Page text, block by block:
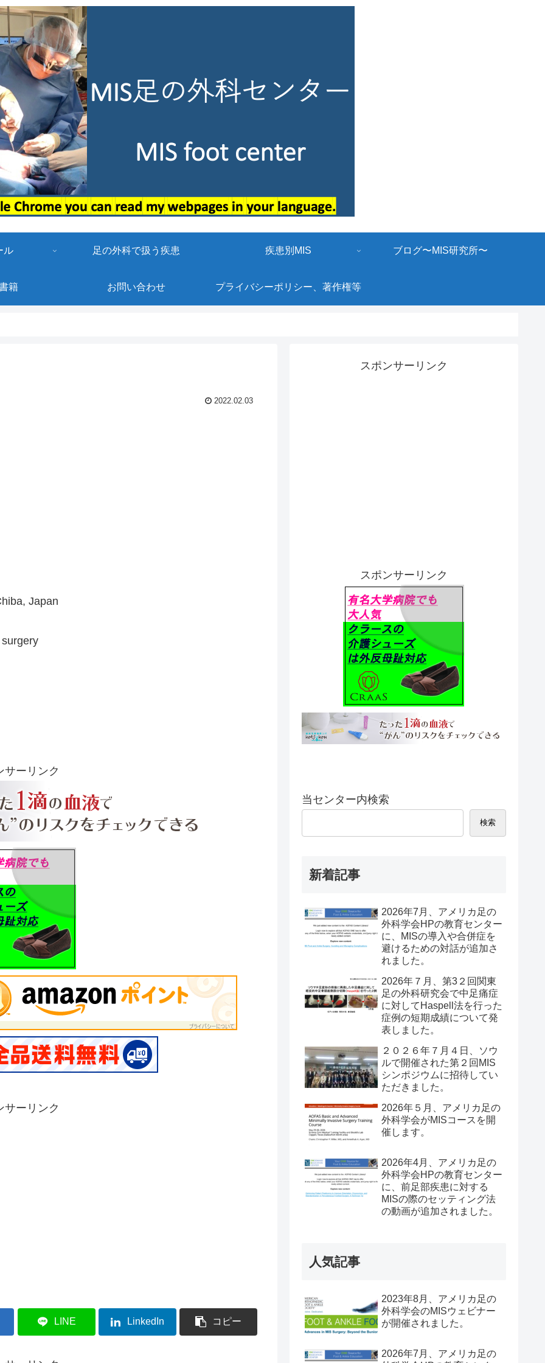
ル 足の外科で扱う疾患 疾患別MIS ブログ〜MIS研究所〜
籍 お問い合わせ プライバシーポリシー、著作権等
2022.02.03
Japan
サーリンク
サーリンク
LINE LinkedIn コピー
スポンサーリンク
スポンサーリンク
当センター内検索
検索
新着記事
2026年7月、アメリカ足の
外科学会HPの教育センター
に、MISの導入や合併症を
避けるための対話が追加さ
れました。
2026年７月、第3２回関東
足の外科研究会で中足痛症
に対してHaspell法を行った
症例の短期成績について発
表しました。
２０２６年７月４日、ソウ
ルで開催された第２回MIS
シンポジウムに招待してい
ただきました。
2026年５月、アメリカ足の
外科学会がMISコースを開
催します。
2026年4月、アメリカ足の
外科学会HPの教育センター
に、前足部疾患に対する
MISの際のセッティング法
の動画が追加されました。
人気記事
2023年8月、アメリカ足の
外科学会のMISウェビナー
が開催されました。
2026年7月、アメリカ足の